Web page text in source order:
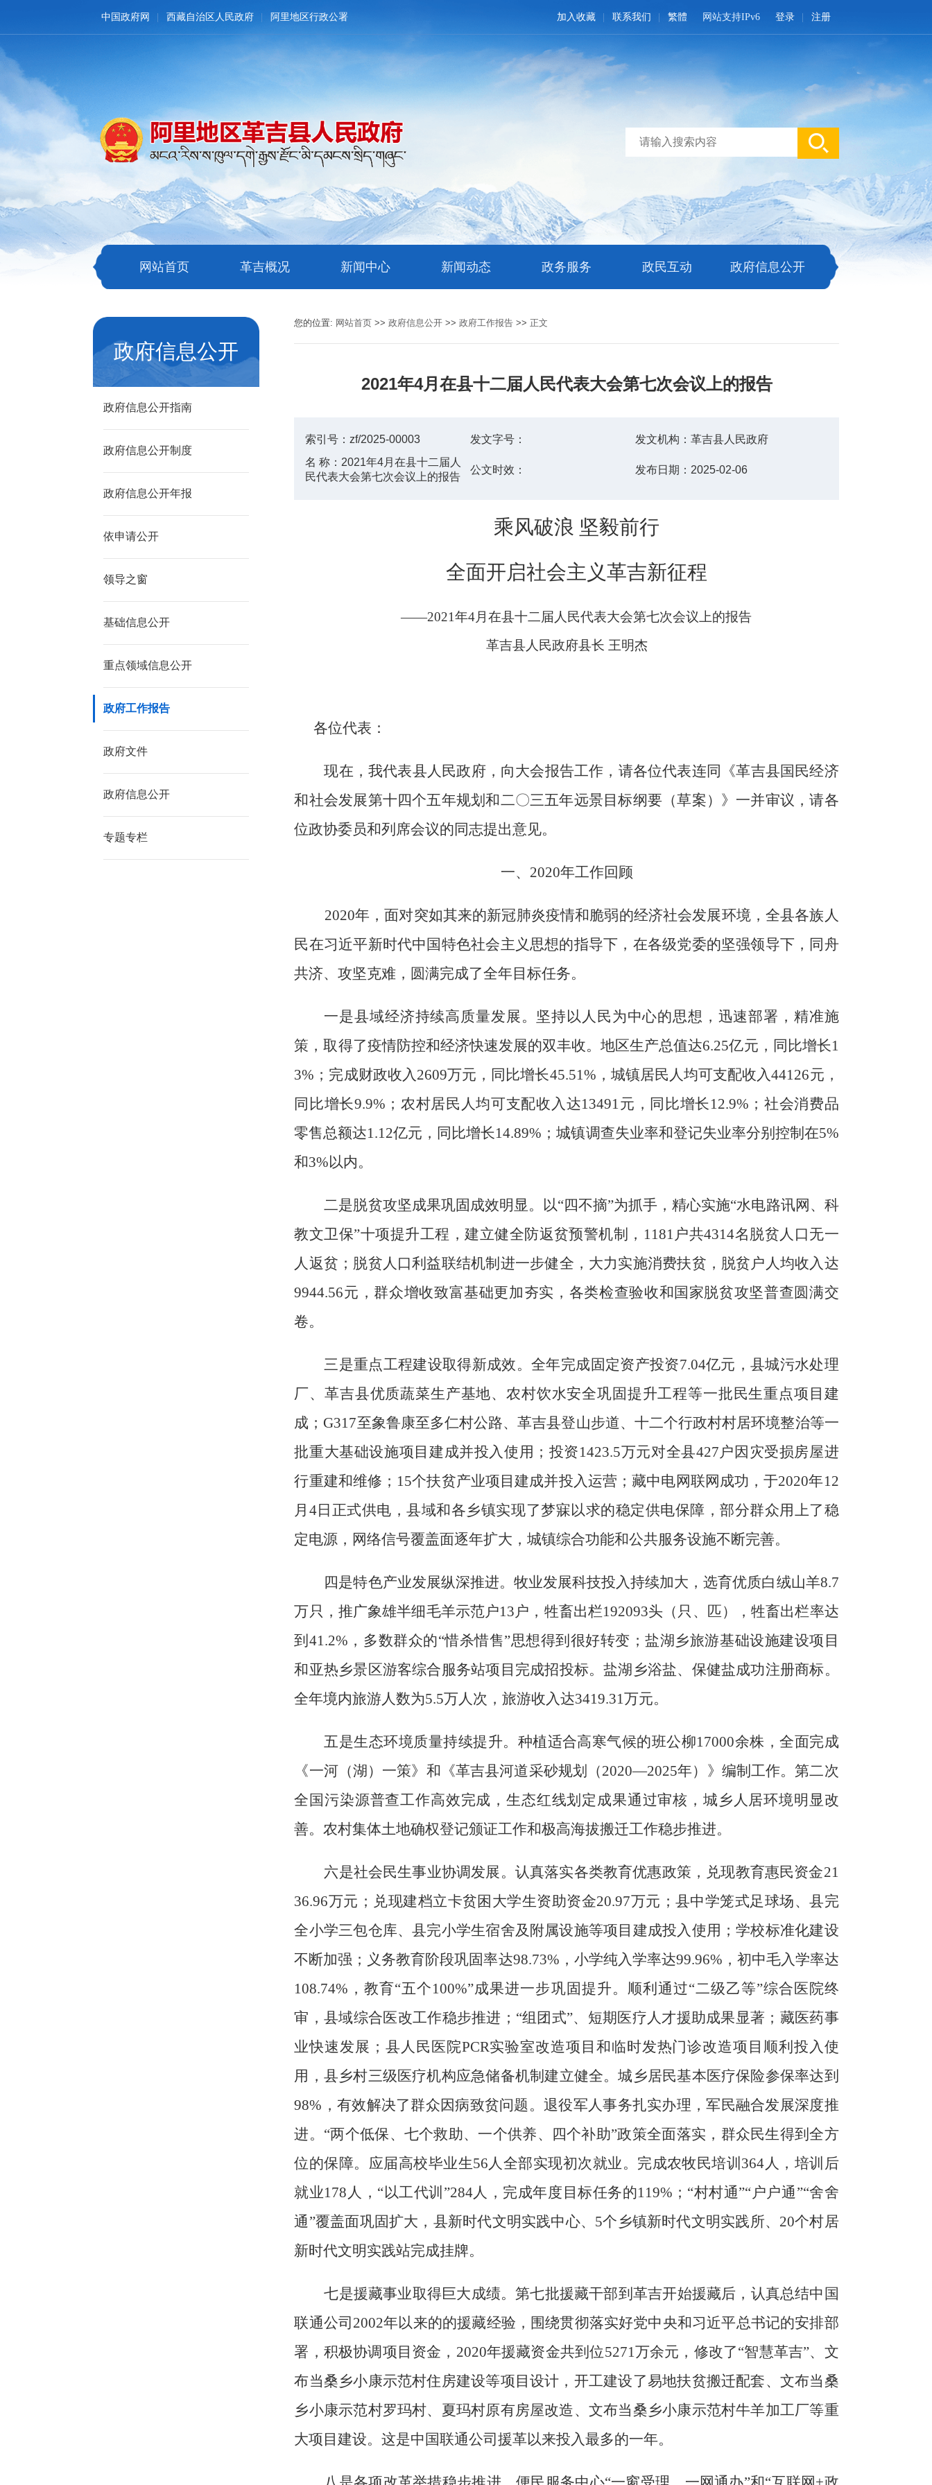
中国政府网 西藏自治区人民政府 阿里地区行政公署 登录 注册
网站支持IPv6
加入收藏 联系我们 繁體
网站首页 革吉概况 新闻中心 新闻动态 政务服务 政民互动 政府信息公开
政府信息公开
政府信息公开指南
政府信息公开制度
政府信息公开年报
依申请公开
领导之窗
基础信息公开
重点领域信息公开
政府工作报告
政府文件
政府信息公开
专题专栏
您的位置: 网站首页 >>政府信息公开 >>政府工作报告 >>正文
2021年4月在县十二届人民代表大会第七次会议上的报告
索引号： zf/2025-00003 发文字号： 发文机构： 革吉县人民政府
名 称： 2021年4月在县十二届人
民代表大会第七次会议上的报告
公文时效： 发布日期： 2025-02-06
乘风破浪 坚毅前行
全面开启社会主义革吉新征程
——2021年4月在县十二届人民代表大会第七次会议上的报告
革吉县人民政府县长 王明杰
各位代表：
现在，我代表县人民政府， 向大会报告工作，请各位代表连同《革吉县国民经济
和社会发展第十四个五年规划和二〇三五年远景目标纲要（草案）》一并审议，请各
位政协委员和列席会议的同志提出意见。
一、 2020年工作回顾
2020年，面对突如其来的新冠肺炎疫情和脆弱的经济社会发展环境，全县各族人
民在习近平新时代中国特色社会主义思想的指导下，在各级党委的坚强领导下，同舟
共济、攻坚克难，圆满完成了全年目标任务。
一是县域经济持续高质量发展。 坚持以人民为中心的思想， 迅速部署，精准施
策，取得了疫情防控和经济快速发展的双丰收。地区生产总值达6.25亿元，同比增长1
3% ；完成财政收入2609万元，同比增长45.51% ，城镇居民人均可支配收入44126元，
同比增长9.9% ；农村居民人均可支配收入达13491元，同比增长 12.9% ；社会消费品
零售总额达1.12亿元，同比增长14.89% ；城镇调查失业率和登记失业率分别 控制在5%
和3%以内。
二是脱贫攻坚成果巩固成效明显。 以“四不摘”为抓手，精心实施“水电路讯网、科
教文卫保”十项提升工程，建立健全防返贫预警机制， 1181户共4314名脱贫人口无一
人返贫； 脱贫人口利益联结机制 进一步健全， 大力实施消费扶贫， 脱贫户人均收入达
9944.56元， 群众增收致富基础更加夯实，各类检查验收和国家脱贫攻坚普查圆满交
卷。
三是重点工程建设取得新成效。全年完成 固定资产投资7.04亿元，县城污水处理
厂、革吉县优质蔬菜生产基地、农村饮水安全巩固提升工程等一批 民生重点项目 建
成； G317至象鲁康至多仁村公路、革吉县登山步道、十二个行政村村居环境整治等一
批重大基础设施项目建成并投入使用； 投资1423.5万元对全县427户因灾受损房屋进
行重建和维修 ； 15个扶贫产业项目建成并投入运营；藏中电网联网成功，于2020年12
月 4日正式供电，县域和各乡镇实现了梦寐以求的稳定供电保障，部分群众用上了稳
定电源， 网络信号覆盖面逐年扩大 ，城镇综合功能和公共服务设施不断完善。
四是特色产业发展纵深推进。 牧业发展科技投入持续加大，选育优质白绒山羊8.7
万只，推广象雄半细毛羊示范户13户 ， 牲畜出栏192093头（只、匹）
，牲畜出栏率达
到 41.2% ， 多数群众的“惜杀惜售”思想得到很好转变 ； 盐湖乡旅游基础设施建设项目
和亚热乡景区游客综合服务站项目 完成招投标。盐湖乡浴盐、保健盐成功注册商标。
全年境内旅游人数为5.5万人次，旅游收入达3419.31万元。
五是生态环境质量持续提升。 种植适合高寒气候的班公柳17000余株 ，全面完成
《一河（湖）一策》和《革吉县河道采砂规划（2020—2025年）》编制工作。第二次
全国污染源普查工作高效完成 ，生态红线划定成果通过审核 ， 城乡人居环境明显改
善。农村集体土地确权登记颁证工作和极高海拔搬迁工作稳步推进。
六是社会民生事业协调发展。 认真落实各类教育优惠政策，兑现教育惠民资金21
36.96万元；兑现建档立卡贫困大学生资助资金20.97万元 ； 县中学笼式足球场、县完
全小学三包仓库、县完小学生宿舍及附属设施等项目 建成投入使用 ；学校标准化建设
不断加强 ；义务教育阶段巩固率达98.73% ， 小学纯入学率达99.96% ，初中毛入学率达
108.74% ，教育“五个100%”成果进一步巩固提升。 顺利通过“二级乙等”综合医院终
审，县域综合医改工作稳步推进； “组团式”、短期医疗人才援助成果显著；藏医药事
业快速发展；县人民医院PCR实验室改造项目和临时发热门诊改造项目顺利 投入使
用 ，县乡村三级医疗机构应急储备机制建立健全。城乡居民基本医疗保险参保率达到
98% ，有效解决了群众因病致贫问题。退役军人事务扎实办理，军民融合发展深度推
进。 “两个低保、七个救助、一个供养、四个补助”政策全面落实， 群众民生得到全方
位的保障。应届高校毕业生56人全部实现初次就业。完成农牧民培训 364人，培训后
就业178 人， “以工代训 ”284人，完成年度目标任务的119% ； “村村通”“户户通 ”“舍舍
通 ”覆盖面巩固扩大，县新时代文明实践中心、 5个乡镇新时代文明实践所、 20个村居
新时代文明实践站完成挂牌。
七是援藏事业取得巨大成绩。第七批援藏干部到革吉开始援藏后，认真总结中国
联通公司 2002年以来的的援藏经验，围绕贯彻落实好党中央和习近平总书记的安排部
署，积极协调项目资金， 2020年援藏资金共到位5271万余元，修改了“智慧革吉”、文
布当桑乡小康示范村住房建设等项目设计，开工建设了易地扶贫搬迁配套、 文布当桑
乡小康示范村罗玛村、夏玛村原有房屋改造、文布当桑乡小康示范村牛羊加工厂等重
大项目建设。这是中国联通公司援革以来投入最多的一年。